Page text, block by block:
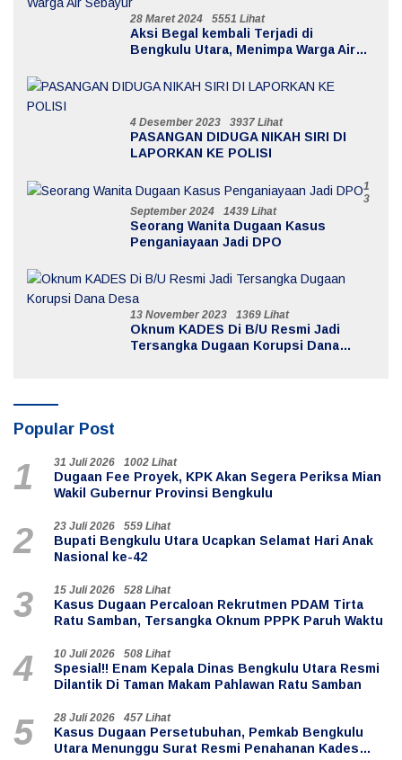
28 Maret 2024 5551 Lihat
Aksi Begal kembali Terjadi di
Bengkulu Utara, Menimpa Warga Air
4 Desember 2023 3937 Lihat
PASANGAN DIDUGA NIKAH SIRI DI
LAPORKAN KE POLISI
1
3
September 2024
1439 Lihat
Seorang Wanita Dugaan Kasus
Penganiayaan Jadi DPO
13 November 2023 1369 Lihat
Oknum KADES Di B/U Resmi Jadi
Tersangka Dugaan Korupsi Dana
Popular Post
1 31 Juli 2026 1002 Lihat
Dugaan Fee Proyek, KPK Akan Segera Periksa Mian
Wakil Gubernur Provinsi Bengkulu
2 23 Juli 2026 559 Lihat
Bupati Bengkulu Utara Ucapkan Selamat Hari Anak
Nasional ke-42
3 15 Juli 2026 528 Lihat
Kasus Dugaan Percaloan Rekrutmen PDAM Tirta
Ratu Samban, Tersangka Oknum PPPK Paruh Waktu
4 10 Juli 2026 508 Lihat
Spesial!! Enam Kepala Dinas Bengkulu Utara Resmi
5 28 Juli 2026 457 Lihat
Kasus Dugaan Persetubuhan, Pemkab Bengkulu
Utara Menunggu Surat Resmi Penahanan Kades